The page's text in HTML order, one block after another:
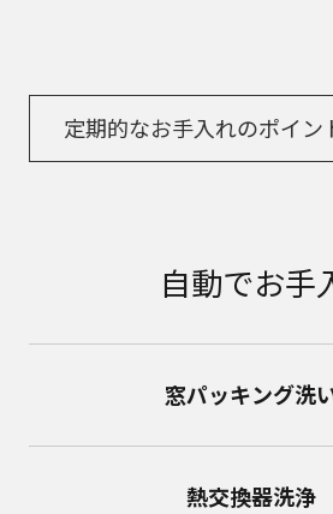
定期的なお手入れのポイン
自動でお手
窓パッキング洗
熱交換器洗浄